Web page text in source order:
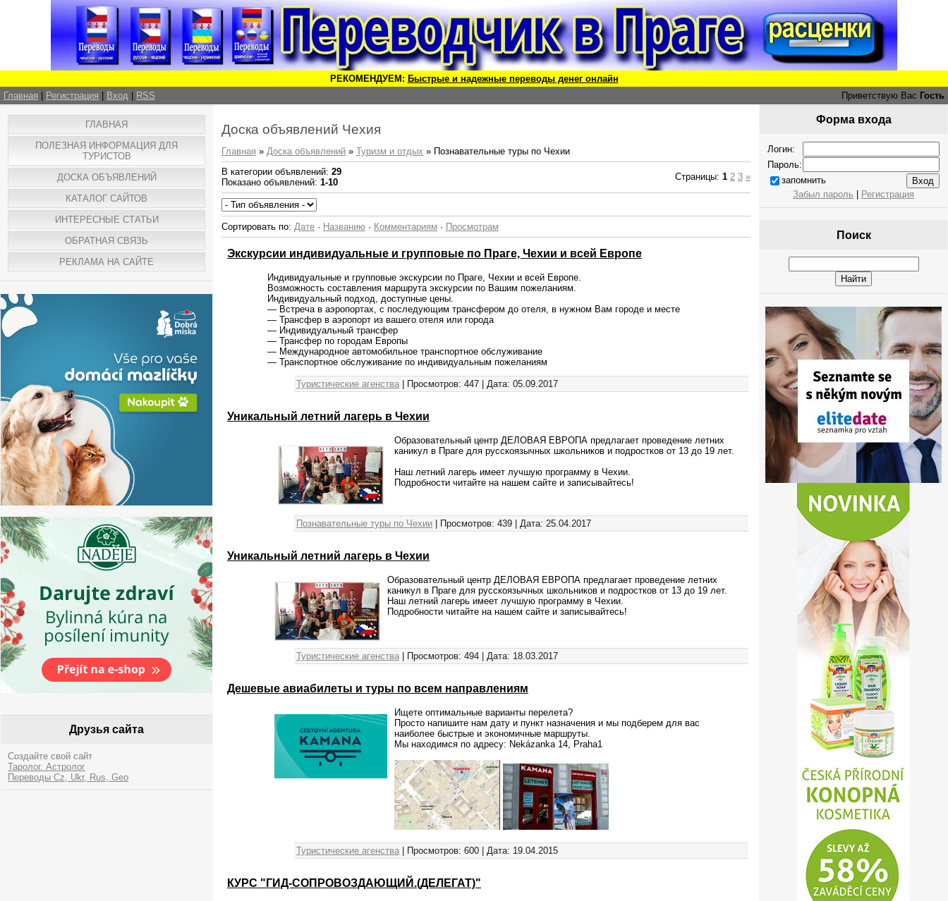
РЕКОМЕНДУЕМ: Быстрые и надежные переводы денег онлайн
Главная
Регистрация Вход RSS Приветствую Вас Гость
ГЛАВНАЯ
ПОЛЕЗНАЯ ИНФОРМАЦИЯ ДЛЯ
ТУРИСТОВ
ДОСКА ОБЪЯВЛЕНИЙ
КАТАЛОГ САЙТОВ
ИНТЕРЕСНЫЕ СТАТЬИ
ОБРАТНАЯ СВЯЗЬ
РЕКЛАМА НА САЙТЕ
Друзья сайта
Создайте свой сайт
Таролог. Астролог
Переводы Cz, Ukr, Rus, Geo
Доска объявлений Чехия
Главная » Доска объявлений » Туризм и отдых » Познавательные туры по Чехии
В категории объявлений: 29
Показано объявлений: 1-10
Страницы: 1 2 3 »
Сортировать по: Дате · Названию · Комментариям · Просмотрам
Экскурсии индивидуальные и групповые по Праге, Чехии и всей Европе
Индивидуальные и групповые экскурсии по Праге, Чехии и всей Европе.
Возможность составления маршрута экскурсии по Вашим пожеланиям.
Индивидуальный подход, доступные цены.
— Встреча в аэропортах, с последующим трансфером до отеля, в нужном Вам городе и месте
— Трансфер в аэропорт из вашего отеля или города
— Индивидуальный трансфер
— Трансфер по городам Европы
— Международное автомобильное транспортное обслуживание
— Транспортное обслуживание по индивидуальным пожеланиям
Туристические агенства | Просмотров: 447 | Дата: 05.09.2017
Уникальный летний лагерь в Чехии
Образовательный центр ДЕЛОВАЯ ЕВРОПА предлагает проведение летних
каникул в Праге для русскоязычных школьников и подростков от 13 до 19 лет.
Наш летний лагерь имеет лучшую программу в Чехии.
Подробности читайте на нашем сайте и записывайтесь!
Познавательные туры по Чехии | Просмотров: 439 | Дата: 25.04.2017
Уникальный летний лагерь в Чехии
Образовательный центр ДЕЛОВАЯ ЕВРОПА предлагает проведение летних
каникул в Праге для русскоязычных школьников и подростков от 13 до 19 лет.
Наш летний лагерь имеет лучшую программу в Чехии.
Подробности читайте на нашем сайте и записывайтесь!
Туристические агенства | Просмотров: 494 | Дата: 18.03.2017
Дешевые авиабилеты и туры по всем направлениям
Ищете оптимальные варианты перелета?
Просто напишите нам дату и пункт назначения и мы подберем для вас
наиболее быстрые и экономичные маршруты.
Мы находимся по адресу: Nekázanka 14, Praha1
Туристические агенства | Просмотров: 600 | Дата: 19.04.2015
КУРС "ГИД-СОПРОВОЗДАЮЩИЙ.(ДЕЛЕГАТ)"
Форма входа
Логин:
Пароль:
запомнить
Забыл пароль
Регистрация
Поиск